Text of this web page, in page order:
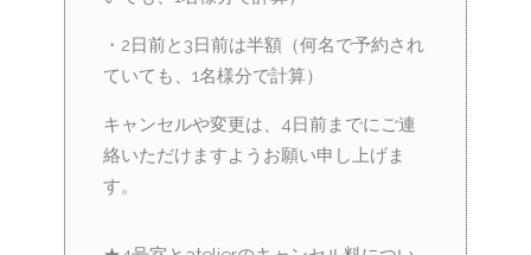
・2日前と3日前は半額（何名で予約され
ていても、1名様分で計算）
キャンセルや変更は、4日前までにご連
絡いただけますようお願い申し上げま
す。